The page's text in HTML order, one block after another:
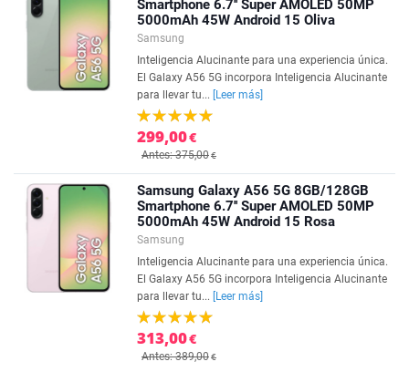
Smartphone 6.7'' Super AMOLED 50MP
5000mAh 45W Android 15 Oliva
Samsung
Inteligencia Alucinante para una experiencia única.
El Galaxy A56 5G incorpora Inteligencia Alucinante
para llevar tu...
[Leer más]
299,00€
Antes: 375,00€
Samsung Galaxy A56 5G 8GB/128GB
Smartphone 6.7'' Super AMOLED 50MP
5000mAh 45W Android 15 Rosa
Samsung
Inteligencia Alucinante para una experiencia única.
El Galaxy A56 5G incorpora Inteligencia Alucinante
para llevar tu...
[Leer más]
313,00€
Antes: 389,00€